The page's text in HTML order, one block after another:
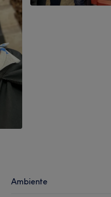
Ambiente